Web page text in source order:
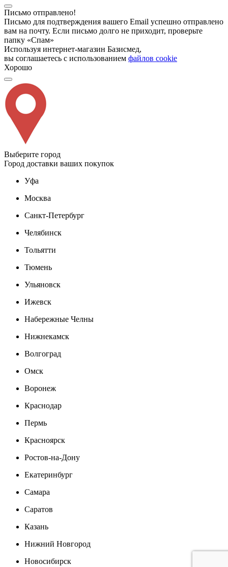
Письмо отправлено!
Письмо для подтверждения вашего Email успешно отправлено
вам на почту. Если письмо долго не приходит, проверьте
папку «Спам»
Используя интернет-магазин Базисмед,
вы соглашаетесь с использованием файлов cookie
Хорошо
Выберите город
Город доставки ваших покупок
Уфа
Москва
Санкт-Петербург
Челябинск
Тольятти
Тюмень
Ульяновск
Ижевск
Набережные Челны
Нижнекамск
Волгоград
Омск
Воронеж
Краснодар
Пермь
Красноярск
Ростов-на-Дону
Екатеринбург
Самара
Саратов
Казань
Нижний Новгород
Новосибирск